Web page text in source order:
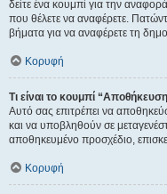
δείτε ένα κουμπί για την
που θέλετε να αναφέρετε.
βήματα για να αναφέρετε τη
Κορυφή
Τι είναι το κουμπί
Αυτό σας επιτρέπει να
και να υποβληθούν σε
αποθηκευμένο προσχέδιο,
Κορυφή